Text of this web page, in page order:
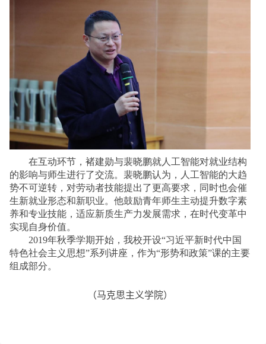
在互动环节，褚建勋与裴晓鹏就人工智能对就业结构
的影响与师生进行了交流。裴晓鹏认为，人工智能的大趋
势不可逆转，对劳动者技能提出了更高要求，同时也会催
生新就业形态和新职业。他鼓励青年师生主动提升数字素
养和专业技能，适应新质生产力发展需求，在时代变革中
实现自身价值。
2019年秋季学期开始 ，我校开设“习近平新时代中国
特色社会主义思想”系列讲座，作为“形势和政策”课的主要
组成部分。
（马克思主义学院）